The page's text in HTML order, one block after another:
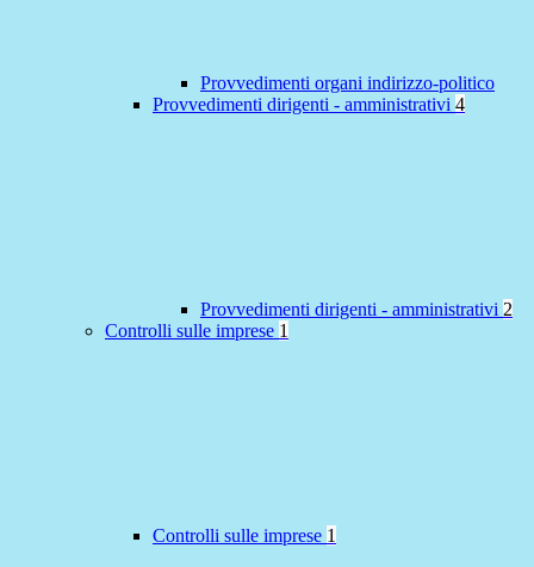
Provvedimenti organi indirizzo-politico
Provvedimenti dirigenti - amministrativi 4
Provvedimenti dirigenti - amministrativi 2
Controlli sulle imprese 1
Controlli sulle imprese 1